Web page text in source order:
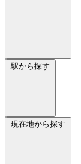
駅から探す
現在地から探す